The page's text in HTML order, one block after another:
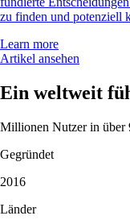
zu finden und potenziell
Learn more
Artikel ansehen
Ein weltweit
Millionen Nutzer in über
Gegründet
2016
Länder